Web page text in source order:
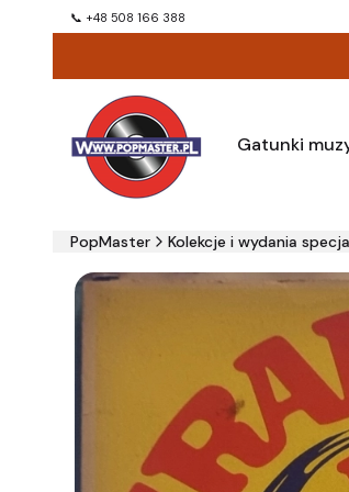
📞 +48 508 166 388
Gatunki
PopMaster Kolekcje i wydania